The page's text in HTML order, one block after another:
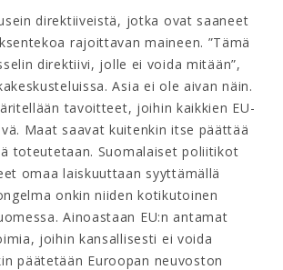
direktiiveistä, jotka ovat saaneet
rajoittavan maineen. ”Tämä
direktiivi, jolle ei voida mitään”,
Asia ei ole aivan näin.
tavoitteet, joihin kaikkien EU-
Maat saavat kuitenkin itse päättää
toteutetaan. Suomalaiset poliitikot
omaa laiskuuttaan syyttämällä
onkin niiden kotikutoinen
Ainoastaan EU:n antamat
joihin kansallisesti ei voida
päätetään Euroopan neuvoston